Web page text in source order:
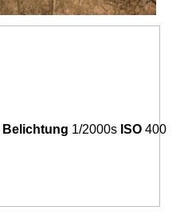
Belichtung 1/2000s ISO 400